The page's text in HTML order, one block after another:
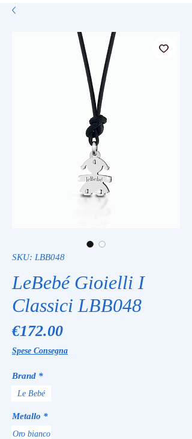
SKU: LBB048
LeBebé Gioielli I
Classici LBB048
€172.00Price
Spese Consegna
Brand *
Le Bebé
Metallo *
Oro bianco